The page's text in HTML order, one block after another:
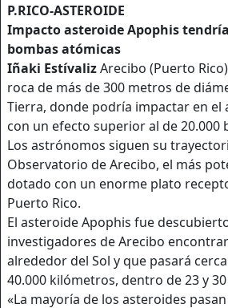
P.RICO-ASTEROIDE
Impacto asteroide Apophis
bombas atómicas
Iñaki EstívalizArecibo (Puerto
roca de más de 300 metros de
Tierra, donde podría impactar en el
con un efecto superior al de 20.000
Los astrónomos siguen su
Observatorio de Arecibo, el más
dotado con un enorme plato
Puerto Rico.
El asteroide Apophis fue
investigadores de Arecibo
alrededor del Sol y que pasará
40.000 kilómetros, dentro de 23 y
«La mayoría de los asteroides